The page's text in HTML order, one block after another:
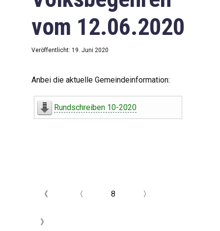
vom 12.06.2020
Veröffentlicht: 19. Juni 2020
Anbei die aktuelle Gemeindeinformation:
Rundschreiben 10-2020
《 〈 8 〉
》